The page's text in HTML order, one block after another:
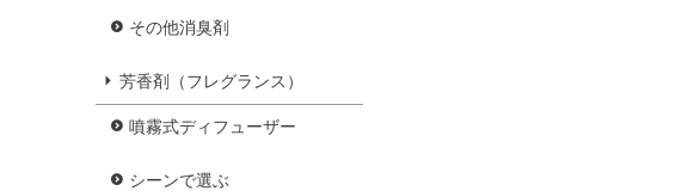
その他消臭剤
芳香剤（フレグランス）
噴霧式ディフューザー
シーンで選ぶ